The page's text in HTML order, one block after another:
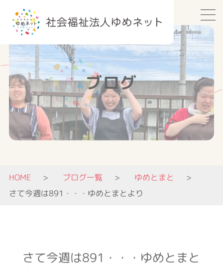
ブログ
HOME ブログ一覧
ゆめとまと
さて今週は891・・・ゆめとまとより
さて今週は891・・・ゆめとまと